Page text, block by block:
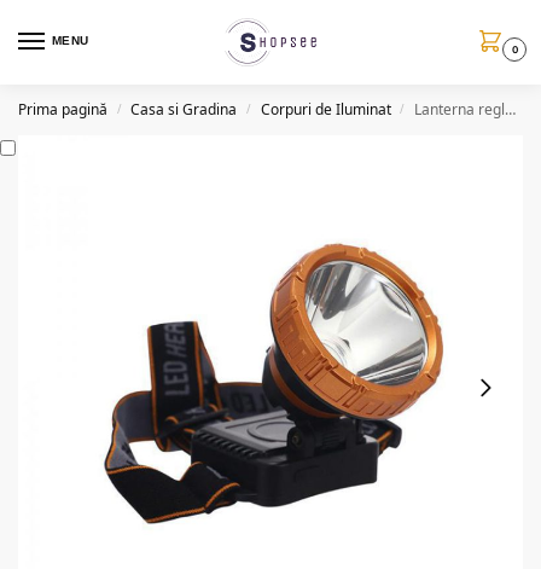
MENU
0
Prima pagină / Casa si Gradina / Corpuri de Iluminat / Lanterna reglabila de cap TJ 1598, LED, 80W